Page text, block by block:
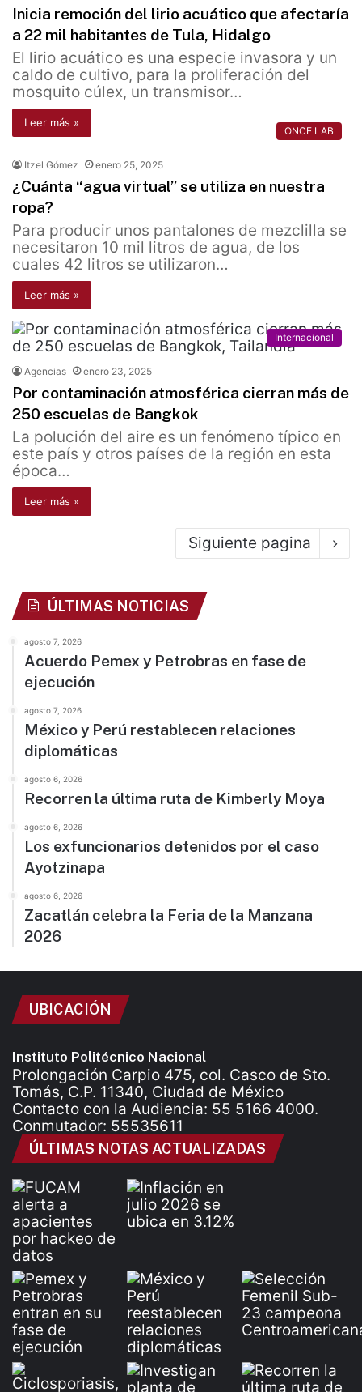
Inicia remoción del lirio acuático que afectaría
a 22 mil habitantes de Tula, Hidalgo
El lirio acuático es una especie invasora y un
caldo de cultivo, para la proliferación del
mosquito cúlex, un transmisor…
Leer más »
ONCE LAB
Itzel Gómez enero 25, 2025
¿Cuánta “agua virtual” se utiliza en nuestra
ropa?
Para producir unos pantalones de mezclilla se
necesitaron 10 mil litros de agua, de los
cuales 42 litros se utilizaron…
Leer más »
Internacional
Agencias enero 23, 2025
Por contaminación atmosférica cierran más de
250 escuelas de Bangkok
La polución del aire es un fenómeno típico en
este país y otros países de la región en esta
época…
Leer más »
Siguiente pagina
ÚLTIMAS NOTICIAS
agosto 7, 2026
Acuerdo Pemex y Petrobras en fase de
ejecución
agosto 7, 2026
México y Perú restablecen relaciones
diplomáticas
agosto 6, 2026
Recorren la última ruta de Kimberly Moya
agosto 6, 2026
Los exfuncionarios detenidos por el caso
Ayotzinapa
agosto 6, 2026
Zacatlán celebra la Feria de la Manzana
2026
UBICACIÓN
Instituto Politécnico Nacional
Prolongación Carpio 475, col. Casco de Sto.
Tomás, C.P. 11340, Ciudad de México
Contacto con la Audiencia: 55 5166 4000.
Conmutador: 55535611
ÚLTIMAS NOTAS ACTUALIZADAS